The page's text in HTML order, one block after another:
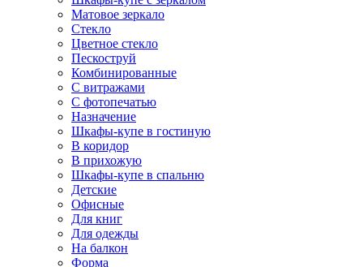
Матовое зеркало
Стекло
Цветное стекло
Пескоструй
Комбинированные
С витражами
С фотопечатью
Назначение
Шкафы-купе в гостиную
В коридор
В прихожую
Шкафы-купе в спальню
Детские
Офисные
Для книг
Для одежды
На балкон
Форма